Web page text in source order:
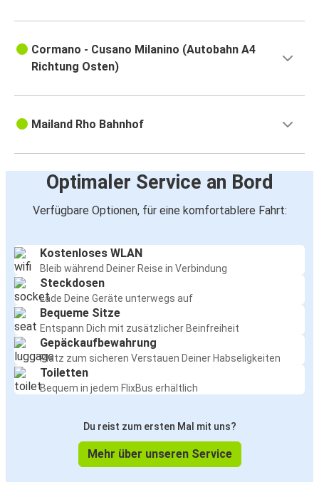
Cormano - Cusano Milanino (Autobahn A4
Richtung Osten)
Mailand Rho Bahnhof
Optimaler Service an Bord
Verfügbare Optionen, für eine komfortablere Fahrt:
Kostenloses WLAN
Bleib während Deiner Reise in Verbindung
Steckdosen
Lade Deine Geräte unterwegs auf
Bequeme Sitze
Entspann Dich mit zusätzlicher Beinfreiheit
Gepäckaufbewahrung
Platz zum sicheren Verstauen Deiner Habseligkeiten
Toiletten
Bequem in jedem FlixBus erhältlich
Du reist zum ersten Mal mit uns?
Mehr über unseren Service